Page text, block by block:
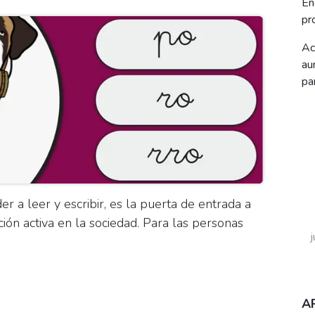
a leer y escribir, es la puerta de entrada a
activa en la sociedad. Para las personas